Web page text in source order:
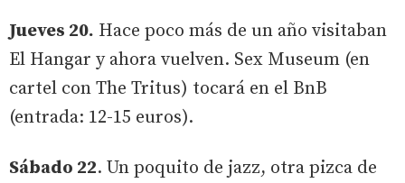
Jueves 20. Hace poco más de un año visitaban
El Hangar y ahora vuelven. Sex Museum (en
cartel con The Tritus) tocará en el BnB
(entrada: 12-15 euros).
Sábado 22. Un poquito de jazz, otra pizca de